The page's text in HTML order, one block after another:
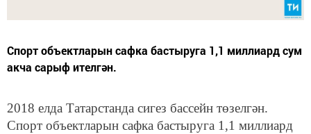
Спорт объектларын сафка бастыруга 1,1 миллиард сум
акча сарыф ителгән.
2018 елда Татарстанда сигез бассейн төзелгән.
Спорт объектларын сафка бастыруга 1,1 миллиард